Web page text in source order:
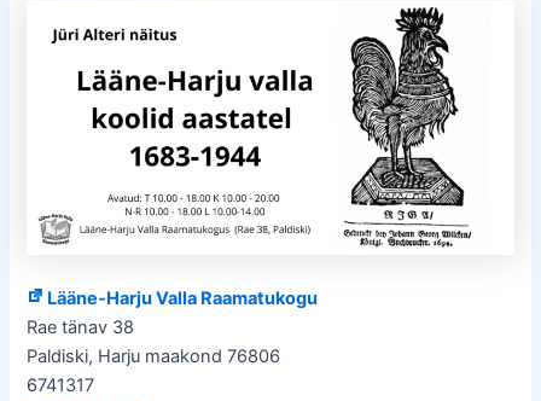
Lääne-Harju Valla Raamatukogu
Rae tänav 38
Paldiski, Harju maakond 76806
6741317